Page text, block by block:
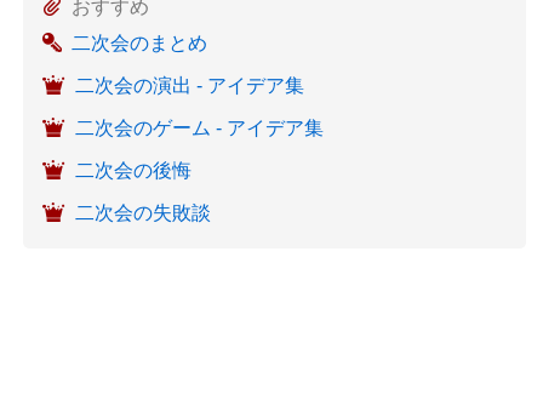
おすすめ
二次会のまとめ
二次会の演出 - アイデア集
二次会のゲーム - アイデア集
二次会の後悔
二次会の失敗談